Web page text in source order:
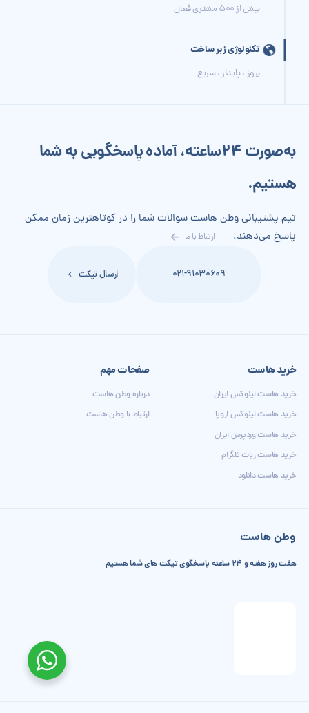
بیش از 500 مشتری فعال
تکنولوژی زیر ساخت
بروز ، پایدار ، سریع
به‌صورت 24‌ساعته، آماده پاسخگویی به شما
هستیم.
تیم پشتیبانی وطن هاست سوالات شما را در کوتاهترین زمان ممکن
پاسخ می‌دهند.
ارتباط با ما
021-91030609 ارسال تیکت
خرید هاست
خرید هاست لینوکس ایران
خرید هاست لینوکس اروپا
خرید هاست وردپرس ایران
خرید هاست ربات تلگرام
خرید هاست دانلود
صفحات مهم
درباره وطن هاست
ارتباط با وطن هاست
وطن هاست
هفت روز هفته و 24 ساعته پاسخگوی تیکت های شما هستیم